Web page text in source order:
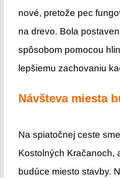
nové, pretože pec
na drevo. Bola
spôsobom pomocou
lepšiemu zachovaniu
Návšteva miesta
Na spiatočnej ceste
Kostolných Kračanoch,
budúce miesto stavby.